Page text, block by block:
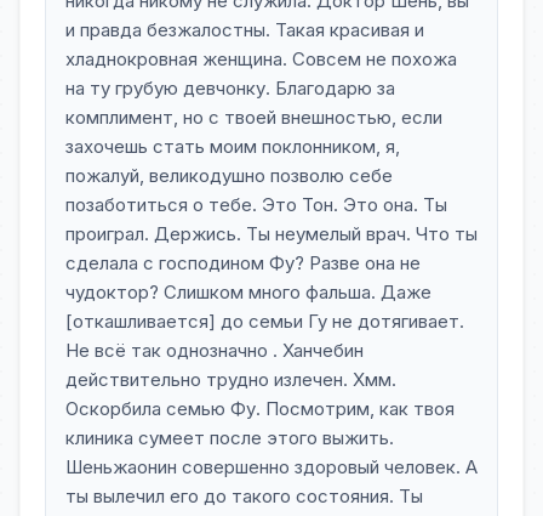
и правда безжалостны. Такая красивая и
хладнокровная женщина. Совсем не похожа
на ту грубую девчонку. Благодарю за
комплимент, но с твоей внешностью, если
захочешь стать моим поклонником, я,
пожалуй, великодушно позволю себе
позаботиться о тебе. Это Тон. Это она. Ты
проиграл. Держись. Ты неумелый врач. Что ты
сделала с господином Фу? Разве она не
чудоктор? Слишком много фальша. Даже
[откашливается] до семьи Гу не дотягивает.
Не всё так однозначно . Ханчебин
действительно трудно излечен. Хмм.
Оскорбила семью Фу. Посмотрим, как твоя
клиника сумеет после этого выжить.
Шеньжаонин совершенно здоровый человек. А
ты вылечил его до такого состояния. Ты